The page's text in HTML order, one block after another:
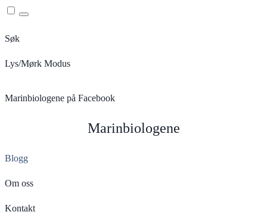
Menu
Søk
Lys/Mørk Modus
Marinbiologene på Facebook
Marinbiologene
Blogg
Om oss
Kontakt